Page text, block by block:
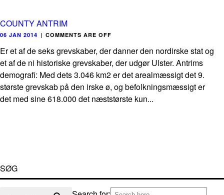
COUNTY ANTRIM
06 JAN 2014 | COMMENTS ARE OFF
Er et af de seks grevskaber, der danner den nordirske stat og
et af de ni historiske grevskaber, der udgør Ulster. Antrims
demografi: Med dets 3.046 km2 er det arealmæssigt det 9.
største grevskab på den irske ø, og befolkningsmæssigt er
det med sine 618.000 det næststørste kun...
SØG